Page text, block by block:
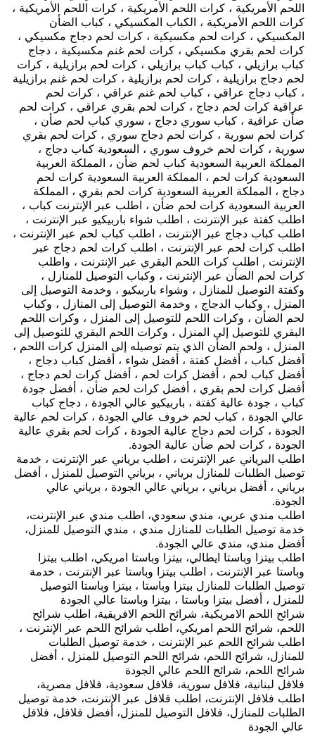
اللحم الأمريكية ، كرات اللحم الأمريكية ، كرات اللحم الأمريكية ،
كرات اللحم الأمريكية ، الكباب المكسيكي ، كباب الضأن
المكسيكي ، كرات لحم مكسيكية ، كرات لحم دجاج مكسيكي ،
كرات لحم بقري مكسيكي ، كرات لحم غنم مكسيكية ، دجاج
كباب برازيلي ، كباب كباب برازيلي ، كرات لحم برازيلية ، كرات
لحم دجاج برازيلية ، كرات لحم برازيلية ، كرات لحم غنم برازيلية
، كباب دجاج عراقي ، كباب لحم غنم عراقي ، كرات لحم
عراقية كرات لحم دجاج ، كرات لحم بقري عراقي ، كرات لحم
ضأن عراقية ، كباب سوري دجاج ، سوري كباب لحم ضأن ،
كرات لحم سورية ، كرات لحم دجاج سوري ، كرات لحم بقري
سورية ، كرات لحم خروف سوري ، السعودية كباب دجاج ،
المملكة العربية السعودية كباب لحم ضأن ، المملكة العربية
السعودية كرات لحم ، المملكة العربية السعودية كرات لحم
دجاج ، المملكة العربية السعودية كرات لحم بقري ، المملكة
العربية السعودية كرات لحم ضأن ، اطلب عبر الإنترنت كباب ،
اطلب كفتة عبر الإنترنت ، اطلب شواء باربيكيو عبر الإنترنت ،
اطلب كباب دجاج عبر الإنترنت ، اطلب كباب لحم عبر الإنترنت ،
اطلب كرات لحم عبر الإنترنت ، اطلب كرات لحم دجاج عبر
الإنترنت , اطلب كرات اللحم البقري عبر الإنترنت ، واطلب
كرات لحم الضأن عبر الإنترنت ، وكباب التوصيل للمنازل ،
وكفتة التوصيل للمنازل ، وشواء باربيكيو ، وخدمة التوصيل إلى
المنزل ، وكباب الدجاج ، وخدمة التوصيل إلى المنازل ، وكباب
لحم الضأن ، وكرات اللحم للتوصيل إلى المنزل ، وكرات اللحم
البقري للتوصيل إلى المنزل ، وكرات اللحم البقري للتوصيل إلى
المنزل ، ولحم الضأن الذي يتم توصيله إلى المنزل كرات اللحم ،
أفضل كباب ، أفضل كفتة ، أفضل شواء ، أفضل كباب دجاج ،
أفضل كباب لحم ، أفضل كرات لحم ، أفضل كرات لحم دجاج ،
أفضل كرات لحم بقري ، أفضل كرات لحم ضأن ، أفضل جودة
كباب ، جودة عالية كفتة ، باربيكيو عالي الجودة ، دجاج كباب
عالي الجودة ، كباب لحم خروف عالي الجودة ، كرات لحم عالية
الجودة ، كرات لحم دجاج عالية الجودة ، كرات لحم بقري عالية
الجودة ، كرات لحم ضأن عالية الجودة.
اطلب البرياني عبر الإنترنت ، اطلب برياني عبر الإنترنت ، خدمة
توصيل الطلبات للمنازل برياني ، برياني التوصيل للمنزل ، أفضل
برياني ، أفضل برياني ، برياني عالي الجودة ، برياني عالي
الجودة.
اطلب مندي عربي، مندي سعودي، اطلب مندي عبر الإنترنت،
خدمة توصيل الطلبات للمنازل مندي ، مندي التوصيل للمنزل،
أفضل مندي، مندي عالي الجودة.
اطلب بيتزا وباستا ايطالي، بيتزا وباستا امريكي، اطلب بيتزا
وباستا عبر الإنترنت ، اطلب بيتزا وباستا عبر الإنترنت ، خدمة
توصيل الطلبات للمنازل بيتزا وباستا ، بيتزا وباستا التوصيل
للمنزل ، أفضل بيتزا وباستا ، بيتزا وباستا عالي الجودة
شرائح اللحم الامريكية، شرائح اللحم الافريقية، اطلب شرائح
اللحم، شرائح اللحم امريكي، اطلب شرائح اللحم عبر الإنترنت ،
اطلب شرائح اللحم عبر الإنترنت ، خدمة توصيل الطلبات
للمنازل، شرائح اللحم، شرائح اللحم التوصيل للمنزل ، أفضل
شرائح اللحم، شرائح اللحم عالي الجودة
فلافل لبنانية، فلافل سورية، فلافل سعودية، فلافل مصرية،
اطلب فلافل الإنترنت، اطلب فلافل عبر الإنترنت، خدمة توصيل
الطلبات للمنازل، فلافل التوصيل للمنزل، أفضل فلافل، فلافل
عالي الجودة